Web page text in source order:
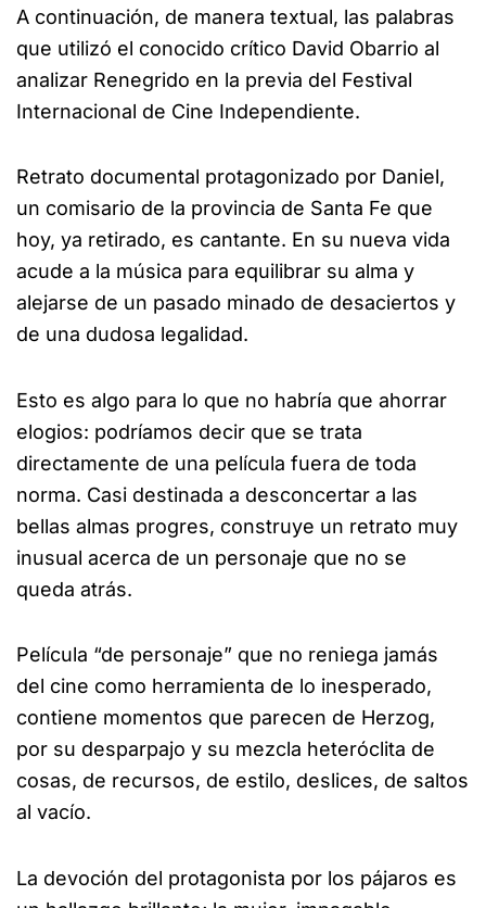
A continuación, de manera textual, las palabras
que utilizó el conocido crítico David Obarrio al
analizar Renegrido en la previa del Festival
Internacional de Cine Independiente.
Retrato documental protagonizado por Daniel,
un comisario de la provincia de Santa Fe que
hoy, ya retirado, es cantante. En su nueva vida
acude a la música para equilibrar su alma y
alejarse de un pasado minado de desaciertos y
de una dudosa legalidad.
Esto es algo para lo que no habría que ahorrar
elogios: podríamos decir que se trata
directamente de una película fuera de toda
norma. Casi destinada a desconcertar a las
bellas almas progres, construye un retrato muy
inusual acerca de un personaje que no se
queda atrás.
Película “de personaje” que no reniega jamás
del cine como herramienta de lo inesperado,
contiene momentos que parecen de Herzog,
por su desparpajo y su mezcla heteróclita de
cosas, de recursos, de estilo, deslices, de saltos
al vacío.
La devoción del protagonista por los pájaros es